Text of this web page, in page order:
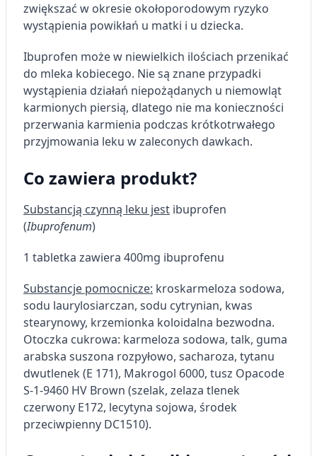
zwiększać w okresie okołoporodowym ryzyko
wystąpienia powikłań u matki i u dziecka.
Ibuprofen może w niewielkich ilościach przenikać
do mleka kobiecego. Nie są znane przypadki
wystąpienia działań niepożądanych u niemowląt
karmionych piersią, dlatego nie ma konieczności
przerwania karmienia podczas krótkotrwałego
przyjmowania leku w zaleconych dawkach.
Co zawiera produkt?
Substancją czynną leku jest ibuprofen
(Ibuprofenum)
1 tabletka zawiera 400mg ibuprofenu
Substancje pomocnicze: kroskarmeloza sodowa,
sodu laurylosiarczan, sodu cytrynian, kwas
stearynowy, krzemionka koloidalna bezwodna.
Otoczka cukrowa: karmeloza sodowa, talk, guma
arabska suszona rozpyłowo, sacharoza, tytanu
dwutlenek (E 171), Makrogol 6000, tusz Opacode
S-1-9460 HV Brown (szelak, zelaza tlenek
czerwony E172, lecytyna sojowa, środek
przeciwpienny DC1510).